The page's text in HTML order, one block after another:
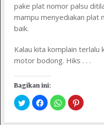
pake plat nomor palsu
mampu menyediakan plat
baik.
Kalau kita komplain
motor bodong. Hiks . . .
Bagikan ini: